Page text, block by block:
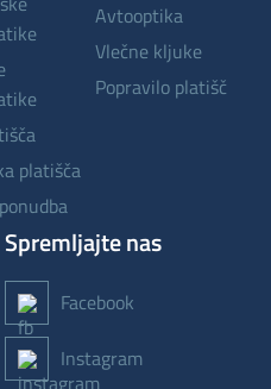
platišča
avtooptika
vlečne kljuke
popravilo platišč
Spremljajte nas
Facebook
Instagram